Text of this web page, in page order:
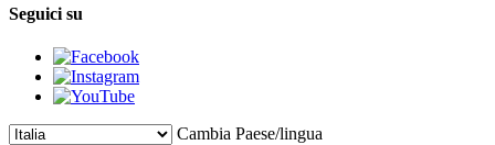
Seguici su
Cambia Paese/lingua